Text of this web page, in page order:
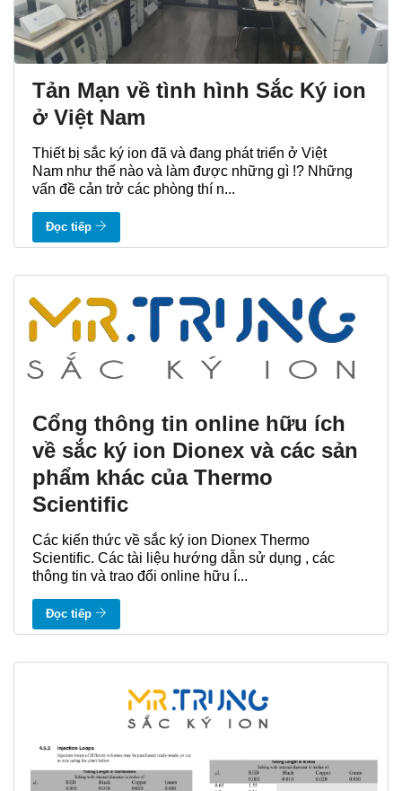
Tản Mạn về tình hình Sắc Ký ion
ở Việt Nam
Thiết bị sắc ký ion đã và đang phát triển ở Việt
Nam như thế nào và làm được những gì !? Những
vấn đề cản trở các phòng thí n...
Đọc tiếp
Cổng thông tin online hữu ích
về sắc ký ion Dionex và các sản
phẩm khác của Thermo
Scientific
Các kiến thức về sắc ký ion Dionex Thermo
Scientific. Các tài liệu hướng dẫn sử dụng , các
thông tin và trao đổi online hữu í...
Đọc tiếp